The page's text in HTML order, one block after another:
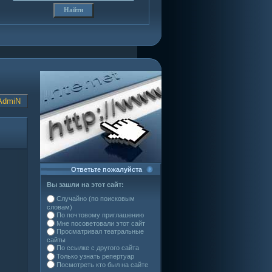
Ответьте пожалуйста
Вы зашли на этот сайт:
Случайно (по поисковым
словам)
По почтовому приглашению
Мне посоветовали этот сайт
Просматривал театральные
сайты
По ссылке с другого сайта
Только узнать репертуар
Посмотреть кто был на сайте